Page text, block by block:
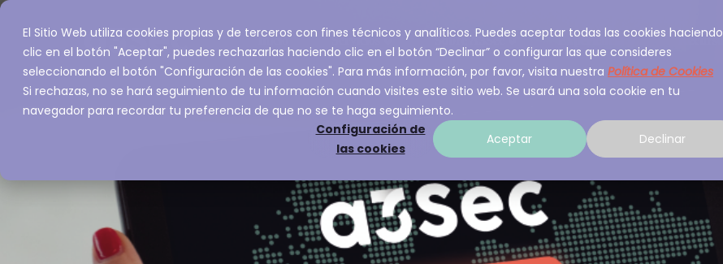
El Sitio Web utiliza cookies propias y de terceros con fines técnicos y analíticos. Puedes aceptar todas las cookies haciendo
clic en el botón "Aceptar", puedes rechazarlas haciendo clic en el botón “Declinar” o configurar las que consideres
seleccionando el botón "Configuración de las cookies". Para más información, por favor, visita nuestra Política de Cookies
Si rechazas, no se hará seguimiento de tu información cuando visites este sitio web. Se usará una sola cookie en tu
navegador para recordar tu preferencia de que no se te haga seguimiento.
Configuración de
las cookies
Aceptar Declinar
Inicio Servicios Sobre A3Sec Experiencia Recursos